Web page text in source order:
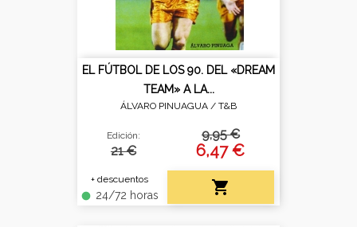
EL FÚTBOL DE LOS 90. DEL «DREAM
TEAM» A LA...
ÁLVARO PINUAGUA / T&B
Edición:
21 €
+ descuentos
fiber_manual_record 24/72 horas
9,95 €
6,47 €
